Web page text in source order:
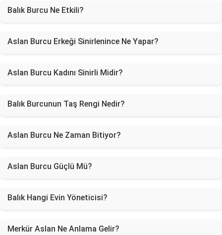
Balık Burcu Ne Etkili?
Aslan Burcu Erkeği Sinirlenince Ne Yapar?
Aslan Burcu Kadını Sinirli Midir?
Balık Burcunun Taş Rengi Nedir?
Aslan Burcu Ne Zaman Bitiyor?
Aslan Burcu Güçlü Mü?
Balık Hangi Evin Yöneticisi?
Merkür Aslan Ne Anlama Gelir?